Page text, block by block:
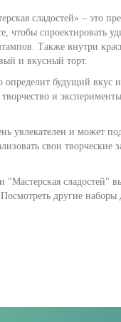
сладостей» – это
чтобы спроектировать
Также внутри
и вкусный торт.
определит будущий вкус
и
увлекателен и может
свои творческие
"Мастерская сладостей"
другие наборы